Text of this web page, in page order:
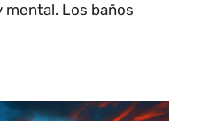
Los baños